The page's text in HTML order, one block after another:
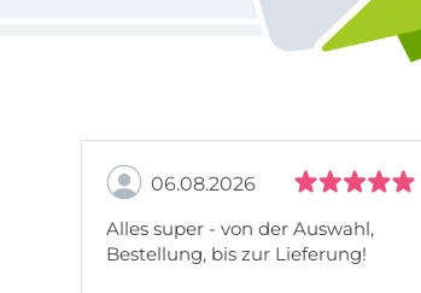
06.08.2026
Alles super - von der Auswahl,
Bestellung, bis zur Lieferung!